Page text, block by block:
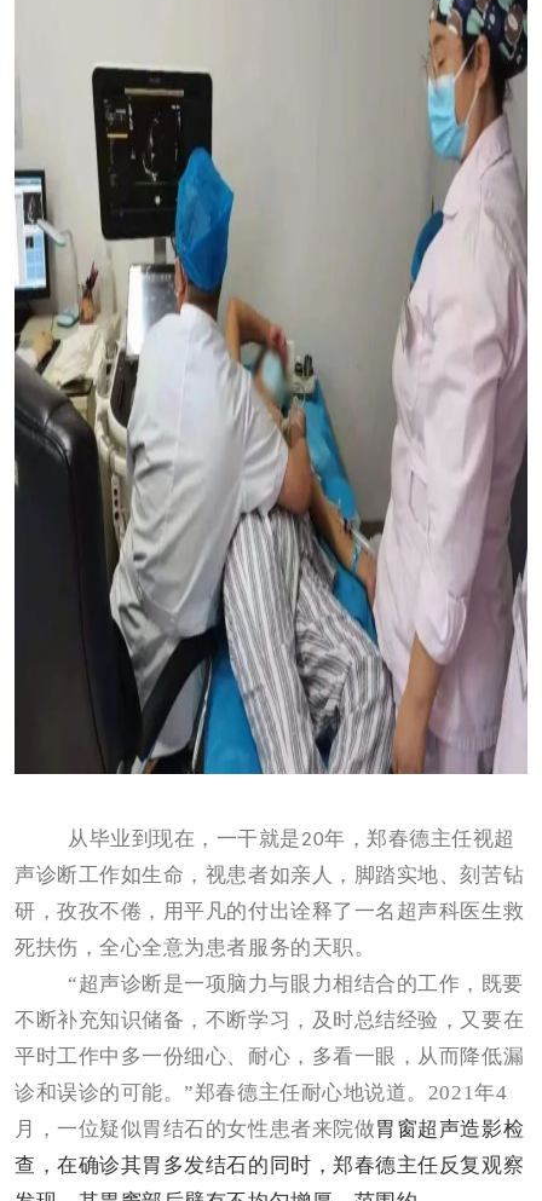
从毕业到现在，一干就是20年，郑春德主任视超
声诊断工作如生命，视患者如亲人，脚踏实地、刻苦钻
研，孜孜不倦，用平凡的付出诠释了一名超声科医生救
死扶伤，全心全意为患者服务的天职。
“超声诊断是一项脑力与眼力相结合的工作，既要
不断补充知识储备，不断学习，及时总结经验，又要在
平时工作中多一份细心、耐心，多看一眼，从而降低漏
诊和误诊的可能。”郑春德主任耐心地说道。2021年4
月，一位疑似胃结石的女性患者来院做胃窗超声造影检
查，在确诊其胃 多发结石的同时，郑春德主任反复观察